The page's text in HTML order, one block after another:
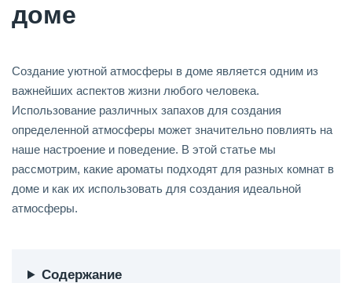
доме
Создание уютной атмосферы в доме является одним из
важнейших аспектов жизни любого человека.
Использование различных запахов для создания
определенной атмосферы может значительно повлиять на
наше настроение и поведение. В этой статье мы
рассмотрим, какие ароматы подходят для разных комнат в
доме и как их использовать для создания идеальной
атмосферы.
Содержание